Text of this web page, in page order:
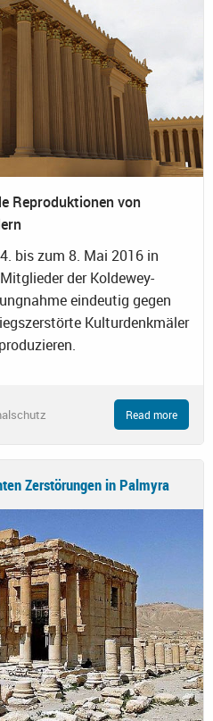
Reproduktionen von
bis zum 8. Mai 2016 in
der Koldewey-
eindeutig gegen
Kulturdenkmäler
Read more
Zerstörungen in Palmyra